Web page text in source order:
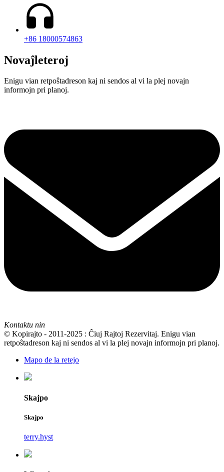
+86 18000574863
Novaĵleteroj
Enigu vian retpoŝtadreson kaj ni sendos al vi la plej novajn
informojn pri planoj.
Kontaktu nin
© Kopirajto - 2011-2025 : Ĉiuj Rajtoj Rezervitaj. Enigu vian
retpoŝtadreson kaj ni sendos al vi la plej novajn informojn pri planoj.
Mapo de la retejo
Skajpo
Skajpo
terry.hyst